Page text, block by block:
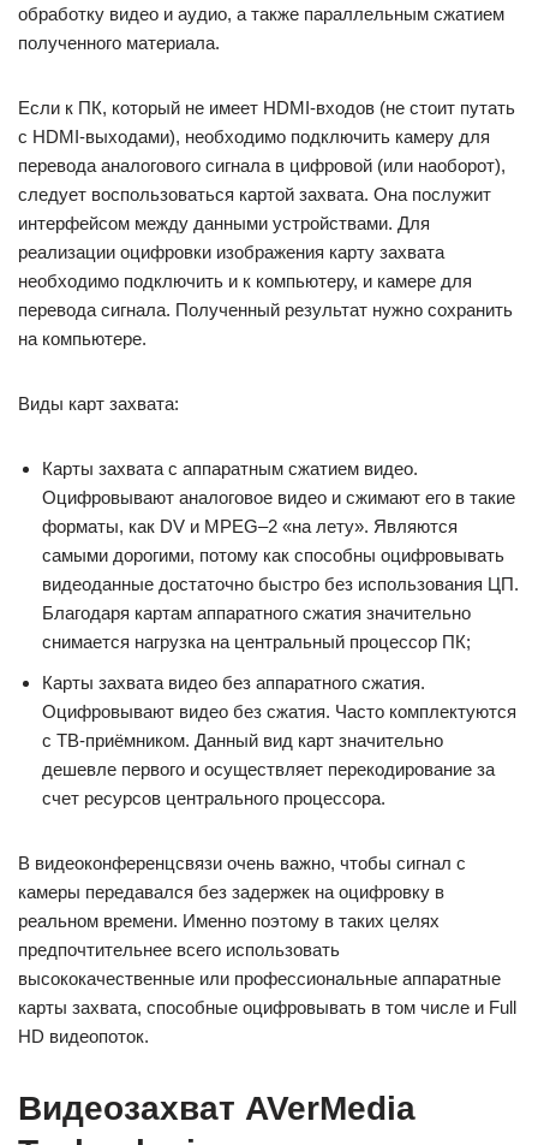
обработку видео и аудио, а также параллельным сжатием
полученного материала.
Если к ПК, который не имеет HDMI-входов (не стоит путать
с HDMI-выходами), необходимо подключить камеру для
перевода аналогового сигнала в цифровой (или наоборот),
следует воспользоваться картой захвата. Она послужит
интерфейсом между данными устройствами. Для
реализации оцифровки изображения карту захвата
необходимо подключить и к компьютеру, и камере для
перевода сигнала. Полученный результат нужно сохранить
на компьютере.
Виды карт захвата:
Карты захвата с аппаратным сжатием видео.
Оцифровывают аналоговое видео и сжимают его в такие
форматы, как DV и MPEG–2 «на лету». Являются
самыми дорогими, потому как способны оцифровывать
видеоданные достаточно быстро без использования ЦП.
Благодаря картам аппаратного сжатия значительно
снимается нагрузка на центральный процессор ПК;
Карты захвата видео без аппаратного сжатия.
Оцифровывают видео без сжатия. Часто комплектуются
с ТВ-приёмником. Данный вид карт значительно
дешевле первого и осуществляет перекодирование за
счет ресурсов центрального процессора.
В видеоконференцсвязи очень важно, чтобы сигнал с
камеры передавался без задержек на оцифровку в
реальном времени. Именно поэтому в таких целях
предпочтительнее всего использовать
высококачественные или профессиональные аппаратные
карты захвата, способные оцифровывать в том числе и Full
HD видеопоток.
Видеозахват AVerMedia